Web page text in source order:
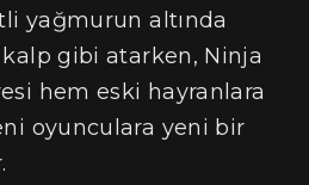
yağmurun altında
gibi atarken, Ninja
hem eski hayranlara
oyunculara yeni bir